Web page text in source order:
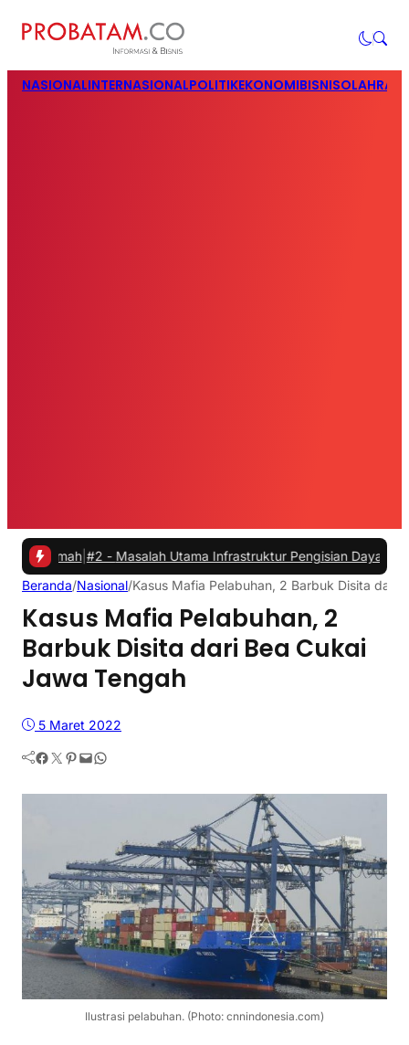
NASIONALINTERNASIONALPOLITIKEKONOMIBISNIS
#2 -Masalah Utama Infrastruktur Pengisian Daya untuk Mobil
Beranda/Nasional/Kasus Mafia Pelabuhan, 2 Barbuk Disita dari
Kasus Mafia Pelabuhan, 2
Barbuk Disita dari Bea Cukai
Jawa Tengah
5 Maret 2022
Facebook Twitter Pinterest Mail WhatsApp
Ilustrasi pelabuhan. (Photo: cnnindonesia.com)